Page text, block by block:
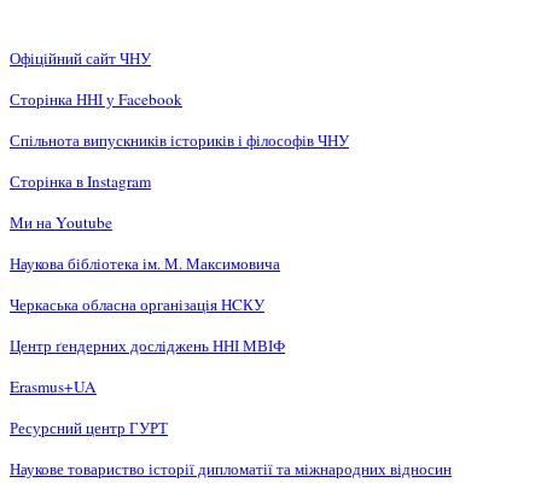
Офіційний сайт ЧНУ
Сторінка ННІ у Facebook
Спільнота випускників істориків і філософів ЧНУ
Сторінка в Instagram
Ми на Youtube
Наукова бібліотека ім. М. Максимовича
Черкаська обласна організація НCКУ
Центр ґендерних досліджень ННІ МВІФ
Erasmus+UA
Ресурсний центр ГУРТ
Наукове товариство історії дипломатії та міжнародних відносин